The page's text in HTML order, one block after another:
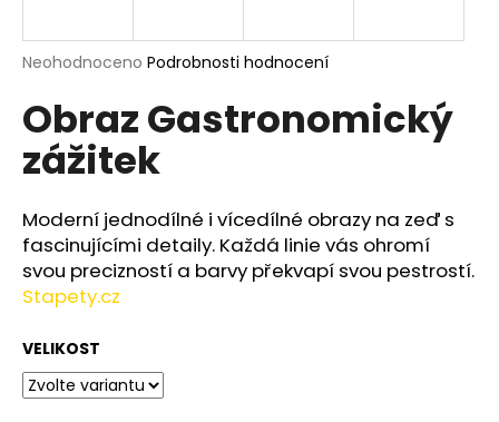
Průměrné
produktu
je
z
hvězdiček.
Neohodnoceno Podrobnosti hodnocení
Obraz Gastronomický
zážitek
Moderní jednodílné i vícedílné obrazy na zeď s
fascinujícími detaily. Každá linie vás ohromí
svou precizností a barvy překvapí svou pestrostí.
Stapety.cz
VELIKOST
j
t
?
HLEDAT
D
o
p